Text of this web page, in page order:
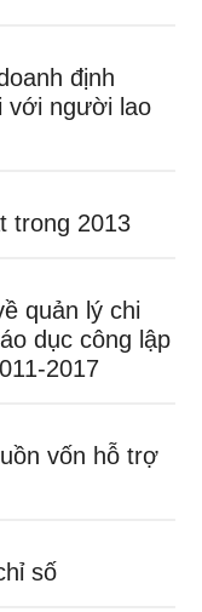
định
với người lao
trong 2013
quản lý chi
dục công lập
2017
vốn hỗ trợ
số